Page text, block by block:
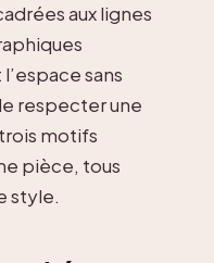
aux lignes
sans
respecter une
motifs
pièce, tous
style.